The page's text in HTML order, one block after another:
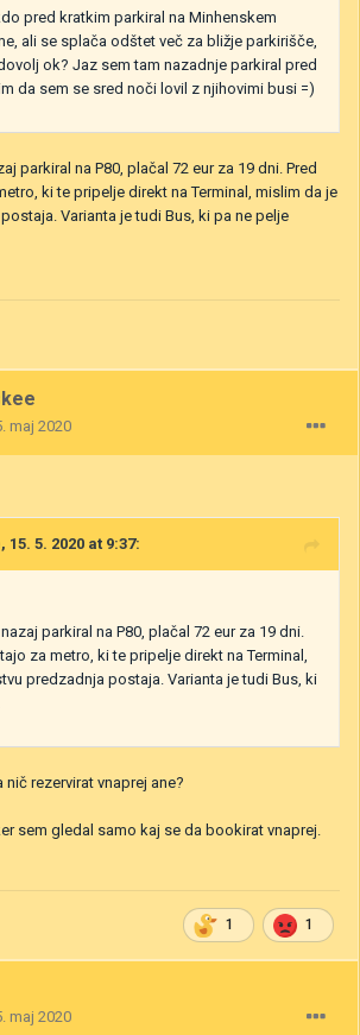
pred kratkim parkiral na Minhenskem
ali se splača odštet več za bližje parkirišče,
ok? Jaz sem tam nazadnje parkiral pred
da sem se sred noči lovil z njihovimi busi =)
parkiral na P80, plačal 72 eur za 19 dni. Pred
ki te pripelje direkt na Terminal, mislim da je
Varianta je tudi Bus, ki pa ne pelje
maj 2020
15. 5. 2020 at 9:37:
parkiral na P80, plačal 72 eur za 19 dni.
za metro, ki te pripelje direkt na Terminal,
predzadnja postaja. Varianta je tudi Bus, ki
nič rezervirat vnaprej ane?
sem gledal samo kaj se da bookirat vnaprej.
1 1
maj 2020